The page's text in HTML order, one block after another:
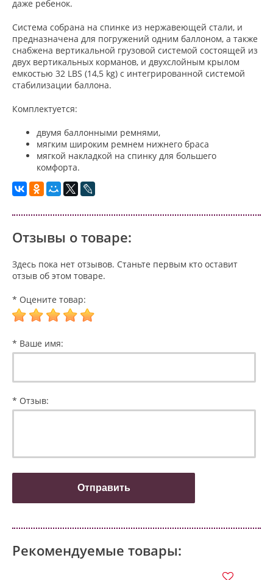
даже ребенок.
Система собрана на спинке из нержавеющей стали, и
предназначена для погружений одним баллоном, а также
снабжена вертикальной грузовой системой состоящей из
двух вертикальных корманов, и двухслойным крылом
емкостью 32 LBS (14,5 kg) с интегрированной системой
стабилизации баллона.
Комплектуется:
двумя баллонными ремнями,
мягким широким ремнем нижнего браса
мягкой накладкой на спинку для большего
комфорта.
Отзывы о товаре:
Здесь пока нет отзывов. Станьте первым кто оставит
отзыв об этом товаре.
* Оцените товар:
* Ваше имя:
* Отзыв:
Рекомендуемые товары: